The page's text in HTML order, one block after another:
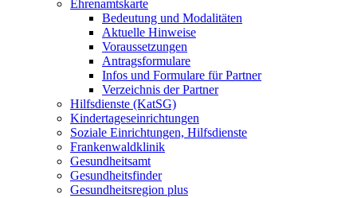
Ehrenamtskarte
Bedeutung und Modalitäten
Aktuelle Hinweise
Voraussetzungen
Antragsformulare
Infos und Formulare für Partner
Verzeichnis der Partner
Hilfsdienste (KatSG)
Kindertageseinrichtungen
Soziale Einrichtungen, Hilfsdienste
Frankenwaldklinik
Gesundheitsamt
Gesundheitsfinder
Gesundheitsregion plus